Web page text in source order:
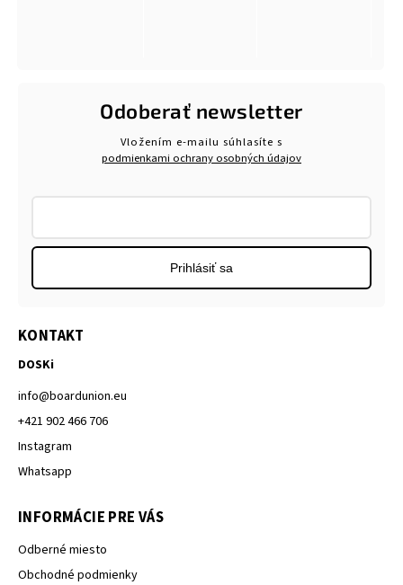
KONTAKT
DOSKi
info@boardunion.eu
+421 902 466 706
Instagram
Whatsapp
INFORMÁCIE PRE VÁS
Odberné miesto
Obchodné podmienky
Odoberať newsletter
Vložením e-mailu súhlasíte s
podmienkami ochrany osobných údajov
Prihlásiť sa